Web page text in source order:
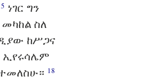
ነገር ግን
ስለ
ከሥጋና
ኢየሩሳሌም
18